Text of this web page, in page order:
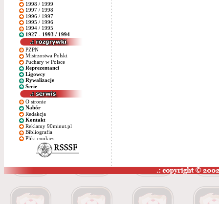
1998 / 1999
1997 / 1998
1996 / 1997
1995 / 1996
1994 / 1995
1927 - 1993 / 1994
PZPN
Mistrzostwa Polski
Puchary w Polsce
Reprezentanci
Ligowcy
Rywalizacje
Serie
O stronie
Nabór
Redakcja
Kontakt
Reklamy 90minut.pl
Bibliografia
Pliki cookies